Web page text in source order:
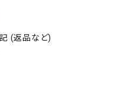
(返品など)